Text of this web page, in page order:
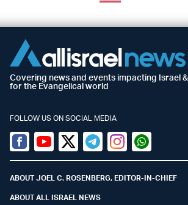
Covering news and events impacting Israel
for the Evangelical world
FOLLOW US ON SOCIAL MEDIA
Facebook
YoutubeTwitter (X)
TelegramInstagramWhatsapp
ABOUT JOEL C. ROSENBERG, EDITOR-IN-CHIEF
ABOUT ALL ISRAEL NEWS